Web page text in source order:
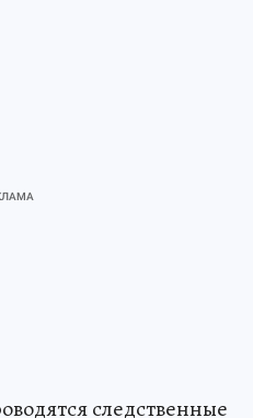
следственные